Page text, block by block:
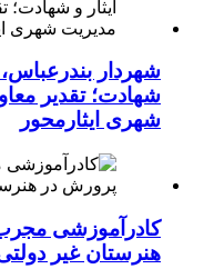
شهردار بندرعباس،
شهادت؛ تقدیر
شهری ایثارمحور
کادرآموزشی
هنرستان غیر